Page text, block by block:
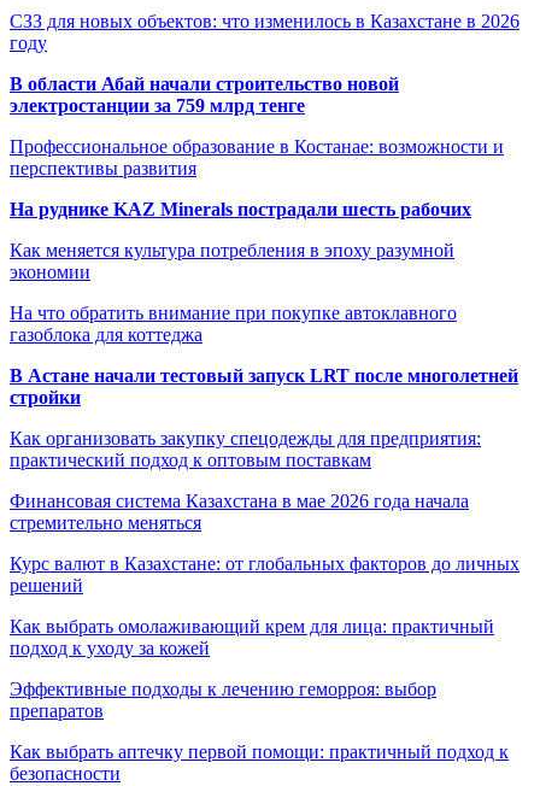
СЗЗ для новых объектов: что изменилось в Казахстане в 2026
году
В области Абай начали строительство новой
электростанции за 759 млрд тенге
Профессиональное образование в Костанае: возможности и
перспективы развития
На руднике KAZ Minerals пострадали шесть рабочих
Как меняется культура потребления в эпоху разумной
экономии
На что обратить внимание при покупке автоклавного
газоблока для коттеджа
В Астане начали тестовый запуск LRT после многолетней
стройки
Как организовать закупку спецодежды для предприятия:
практический подход к оптовым поставкам
Финансовая система Казахстана в мае 2026 года начала
стремительно меняться
Курс валют в Казахстане: от глобальных факторов до личных
решений
Как выбрать омолаживающий крем для лица: практичный
подход к уходу за кожей
Эффективные подходы к лечению геморроя: выбор
препаратов
Как выбрать аптечку первой помощи: практичный подход к
безопасности